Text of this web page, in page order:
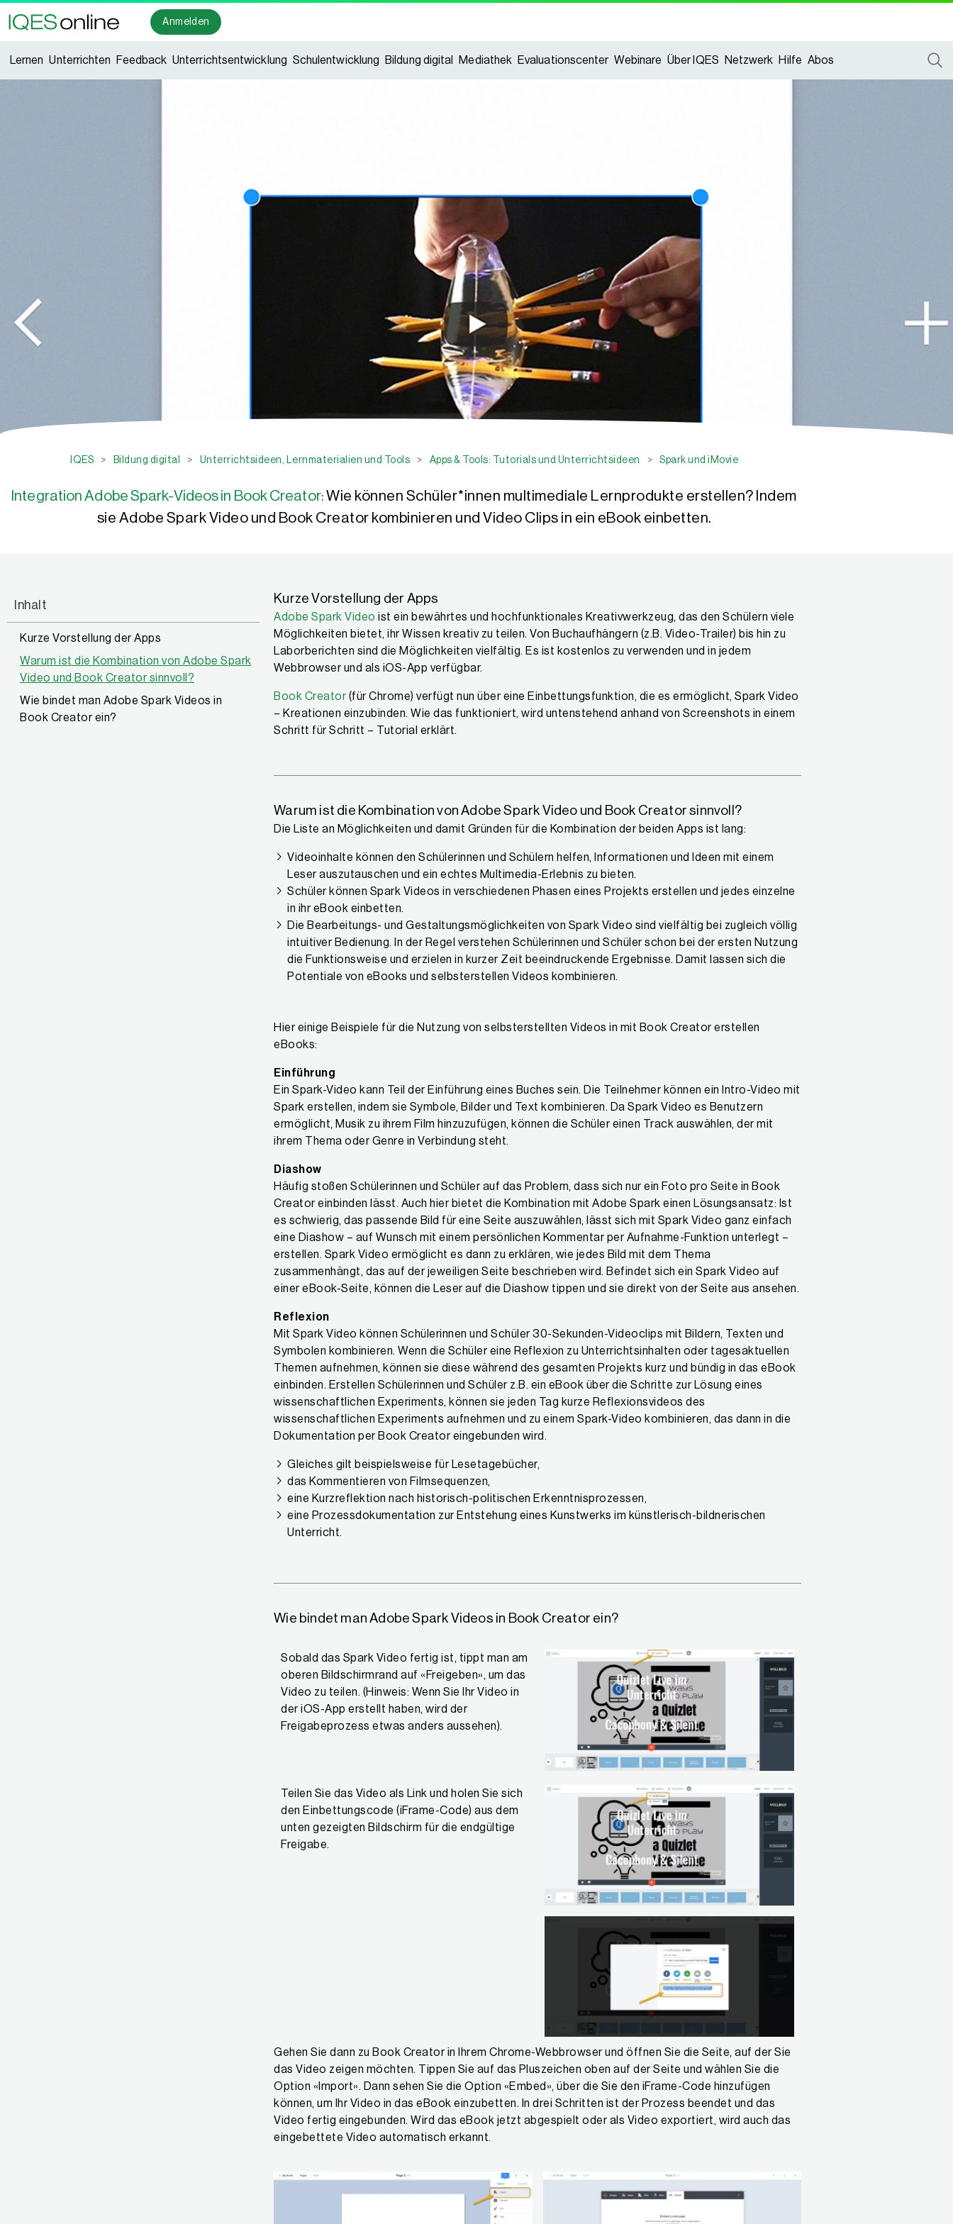
Anmelden
Lernen Unterrichten Feedback Unterrichtsentwicklung Schulentwicklung Bildung digital Mediathek Evaluationscenter Webinare Über IQES Netzwerk Hilfe Abos
IQES > Bildung digital > Unterrichtsideen, Lernmaterialien und Tools > Apps & Tools: Tutorials und Unterrichtsideen > Spark und iMovie
Integration Adobe Spark-Videos in Book Creator: Wie können Schüler*innen multimediale Lernprodukte erstellen? Indem
sie Adobe Spark Video und Book Creator kombinieren und Video Clips in ein eBook einbetten.
Inhalt
Kurze Vorstellung der Apps
Warum ist die Kombination von Adobe Spark
Video und Book Creator sinnvoll?
Wie bindet man Adobe Spark Videos in
Book Creator ein?
Kurze Vorstellung der Apps
Adobe Spark Video ist ein bewährtes und hochfunktionales Kreativwerkzeug, das den Schülern viele
Möglichkeiten bietet, ihr Wissen kreativ zu teilen. Von Buchaufhängern (z.B. Video-Trailer) bis hin zu
Laborberichten sind die Möglichkeiten vielfältig. Es ist kostenlos zu verwenden und in jedem
Webbrowser und als iOS-App verfügbar.
Book Creator (für Chrome) verfügt nun über eine Einbettungsfunktion, die es ermöglicht, Spark Video
– Kreationen einzubinden. Wie das funktioniert, wird untenstehend anhand von Screenshots in einem
Schritt für Schritt – Tutorial erklärt.
Warum ist die Kombination von Adobe Spark Video und Book Creator sinnvoll?
Die Liste an Möglichkeiten und damit Gründen für die Kombination der beiden Apps ist lang:
Videoinhalte können den Schülerinnen und Schülern helfen, Informationen und Ideen mit einem
Leser auszutauschen und ein echtes Multimedia-Erlebnis zu bieten.
Schüler können Spark Videos in verschiedenen Phasen eines Projekts erstellen und jedes einzelne
in ihr eBook einbetten.
Die Bearbeitungs- und Gestaltungsmöglichkeiten von Spark Video sind vielfältig bei zugleich völlig
intuitiver Bedienung. In der Regel verstehen Schülerinnen und Schüler schon bei der ersten Nutzung
die Funktionsweise und erzielen in kurzer Zeit beeindruckende Ergebnisse. Damit lassen sich die
Potentiale von eBooks und selbsterstellen Videos kombinieren.
Hier einige Beispiele für die Nutzung von selbsterstellten Videos in mit Book Creator erstellen
eBooks:
Einführung
Ein Spark-Video kann Teil der Einführung eines Buches sein. Die Teilnehmer können ein Intro-Video mit
Spark erstellen, indem sie Symbole, Bilder und Text kombinieren. Da Spark Video es Benutzern
ermöglicht, Musik zu ihrem Film hinzuzufügen, können die Schüler einen Track auswählen, der mit
ihrem Thema oder Genre in Verbindung steht.
Diashow
Häufig stoßen Schülerinnen und Schüler auf das Problem, dass sich nur ein Foto pro Seite in Book
Creator einbinden lässt. Auch hier bietet die Kombination mit Adobe Spark einen Lösungsansatz: Ist
es schwierig, das passende Bild für eine Seite auszuwählen, lässt sich mit Spark Video ganz einfach
eine Diashow – auf Wunsch mit einem persönlichen Kommentar per Aufnahme-Funktion unterlegt –
erstellen. Spark Video ermöglicht es dann zu erklären, wie jedes Bild mit dem Thema
zusammenhängt, das auf der jeweiligen Seite beschrieben wird. Befindet sich ein Spark Video auf
einer eBook-Seite, können die Leser auf die Diashow tippen und sie direkt von der Seite aus ansehen.
Reflexion
Mit Spark Video können Schülerinnen und Schüler 30-Sekunden-Videoclips mit Bildern, Texten und
Symbolen kombinieren. Wenn die Schüler eine Reflexion zu Unterrichtsinhalten oder tagesaktuellen
Themen aufnehmen, können sie diese während des gesamten Projekts kurz und bündig in das eBook
einbinden. Erstellen Schülerinnen und Schüler z.B. ein eBook über die Schritte zur Lösung eines
wissenschaftlichen Experiments, können sie jeden Tag kurze Reflexionsvideos des
wissenschaftlichen Experiments aufnehmen und zu einem Spark-Video kombinieren, das dann in die
Dokumentation per Book Creator eingebunden wird.
Gleiches gilt beispielsweise für Lesetagebücher,
das Kommentieren von Filmsequenzen,
eine Kurzreflektion nach historisch-politischen Erkenntnisprozessen,
eine Prozessdokumentation zur Entstehung eines Kunstwerks im künstlerisch-bildnerischen
Unterricht.
Wie bindet man Adobe Spark Videos in Book Creator ein?
Sobald das Spark Video fertig ist, tippt man am
oberen Bildschirmrand auf «Freigeben», um das
Video zu teilen. (Hinweis: Wenn Sie Ihr Video in
der iOS-App erstellt haben, wird der
Freigabeprozess etwas anders aussehen).
Teilen Sie das Video als Link und holen Sie sich
den Einbettungscode (iFrame-Code) aus dem
unten gezeigten Bildschirm für die endgültige
Freigabe.
Gehen Sie dann zu Book Creator in Ihrem Chrome-Webbrowser und öffnen Sie die Seite, auf der Sie
das Video zeigen möchten. Tippen Sie auf das Pluszeichen oben auf der Seite und wählen Sie die
Option «Import». Dann sehen Sie die Option «Embed», über die Sie den iFrame-Code hinzufügen
können, um Ihr Video in das eBook einzubetten. In drei Schritten ist der Prozess beendet und das
Video fertig eingebunden. Wird das eBook jetzt abgespielt oder als Video exportiert, wird auch das
eingebettete Video automatisch erkannt.